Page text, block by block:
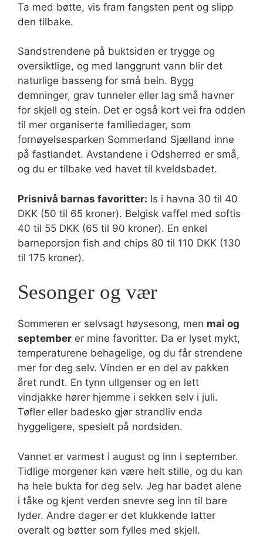
Ta med bøtte, vis fram fangsten pent og slipp
den tilbake.
Sandstrendene på buktsiden er trygge og
oversiktlige, og med langgrunt vann blir det
naturlige basseng for små bein. Bygg
demninger, grav tunneler eller lag små havner
for skjell og stein. Det er også kort vei fra odden
til mer organiserte familiedager, som
fornøyelsesparken Sommerland Sjælland inne
på fastlandet. Avstandene i Odsherred er små,
og du er tilbake ved havet til kveldsbadet.
Prisnivå barnas favoritter: Is i havna 30 til 40
DKK (50 til 65 kroner). Belgisk vaffel med softis
40 til 55 DKK (65 til 90 kroner). En enkel
barneporsjon fish and chips 80 til 110 DKK (130
til 175 kroner).
Sesonger og vær
Sommeren er selvsagt høysesong, men mai og
september er mine favoritter. Da er lyset mykt,
temperaturene behagelige, og du får strendene
mer for deg selv. Vinden er en del av pakken
året rundt. En tynn ullgenser og en lett
vindjakke hører hjemme i sekken selv i juli.
Tøfler eller badesko gjør strandliv enda
hyggeligere, spesielt på nordsiden.
Vannet er varmest i august og inn i september.
Tidlige morgener kan være helt stille, og du kan
ha hele bukta for deg selv. Jeg har badet alene
i tåke og kjent verden snevre seg inn til bare
lyder. Andre dager er det klukkende latter
overalt og bøtter som fylles med skjell.